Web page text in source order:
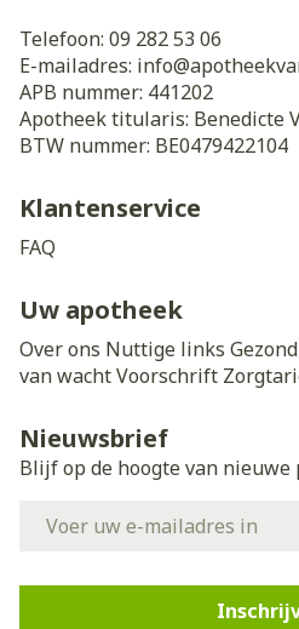
Telefoon: 09 282 53 06
E-mailadres: info@
APB nummer: 441202
Apotheek titularis: Benedicte
BTW nummer: BE0479422104
Klantenservice
FAQ
Uw apotheek
Over ons Nuttige links
van wachtVoorschrift
Nieuwsbrief
Blijf op de hoogte van